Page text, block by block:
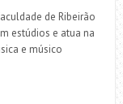
de Ribeirão
estúdios e atua na
e músico